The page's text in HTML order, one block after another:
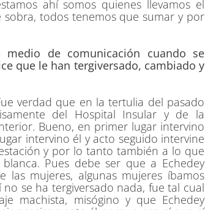
ahí somos quienes llevamos el
todos tenemos que sumar y por
de comunicación cuando se
que le han tergiversado, cambiado y
verdad que en la tertulia del pasado
del Hospital Insular y de la
Bueno, en primer lugar intervino
intervino él y acto seguido intervine
y por lo tanto también a lo que
Pues debe ser que a Echedey
mujeres, algunas mujeres íbamos
se ha tergiversado nada, fue tal cual
machista, misógino y que Echedey